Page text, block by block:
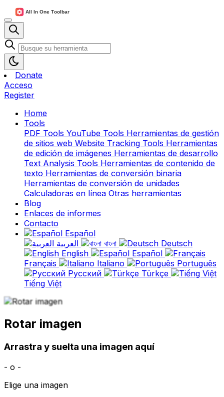
Donate
Acceso
Register
Home
Tools
PDF Tools YouTube Tools Herramientas de gestión
de sitios web Website Tracking Tools Herramientas
de edición de imágenes Herramientas de desarrollo
Text Analysis Tools Herramientas de contenido de
texto Herramientas de conversión binaria
Herramientas de conversión de unidades
Calculadoras en línea Otras herramientas
Blog
Enlaces de informes
Contacto
Español
বাংলা
Deutsch
English
Español
Français
Italiano
Português
Русский
Türkçe
Tiếng Việt
Rotar imagen
Arrastra y suelta una imagen aquí
- o -
Elige una imagen